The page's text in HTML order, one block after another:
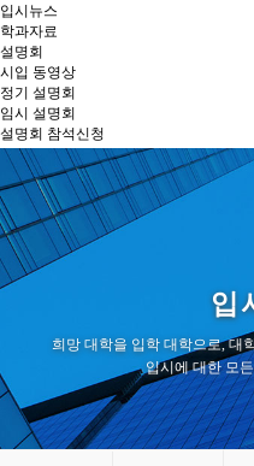
입시뉴스
학과자료
설명회
시입 동영상
정기 설명회
임시 설명회
설명회 참석신청
상담신청
커뮤니티
스케줄
공지사항
입
희망 대학을 입학 대학으로, 대
입시에 대한 모